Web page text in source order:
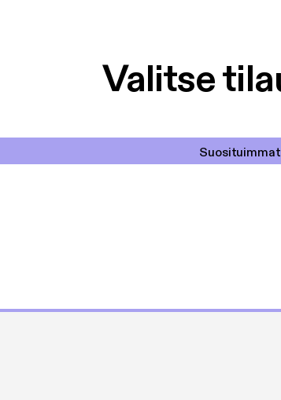
Valitse
Suosituimmat